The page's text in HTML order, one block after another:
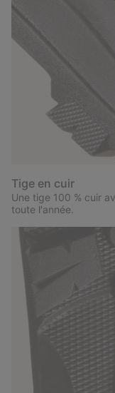
Tige en cuir
Une tige 100 % cuir
toute l'année.